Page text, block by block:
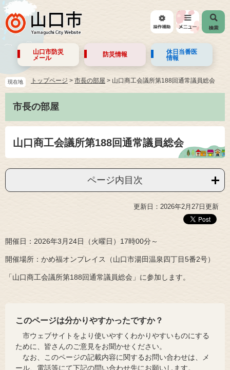
山口市防災
メール
防災情報
休日当番医
情報
現在地 トップページ > 市長の部屋 > 山口商工会議所第188回通常議員総会
市長の部屋
山口商工会議所第188回通常議員総会
ページ内目次
更新日：2026年2月27日更新
開催日：2026年3月24日（火曜日）17時00分～
開催場所：かめ福オンプレイス（山口市湯田温泉四丁目5番2号）
「山口商工会議所第188回通常議員総会」に参加します。
このページは分かりやすかったですか？
市ウェブサイトをより使いやすくわかりやすいものにする
ために、皆さんのご意見をお聞かせください。
なお、このページの記載内容に関するお問い合わせは、メ
ール、電話等にて下記の問い合わせ先にお願いします。